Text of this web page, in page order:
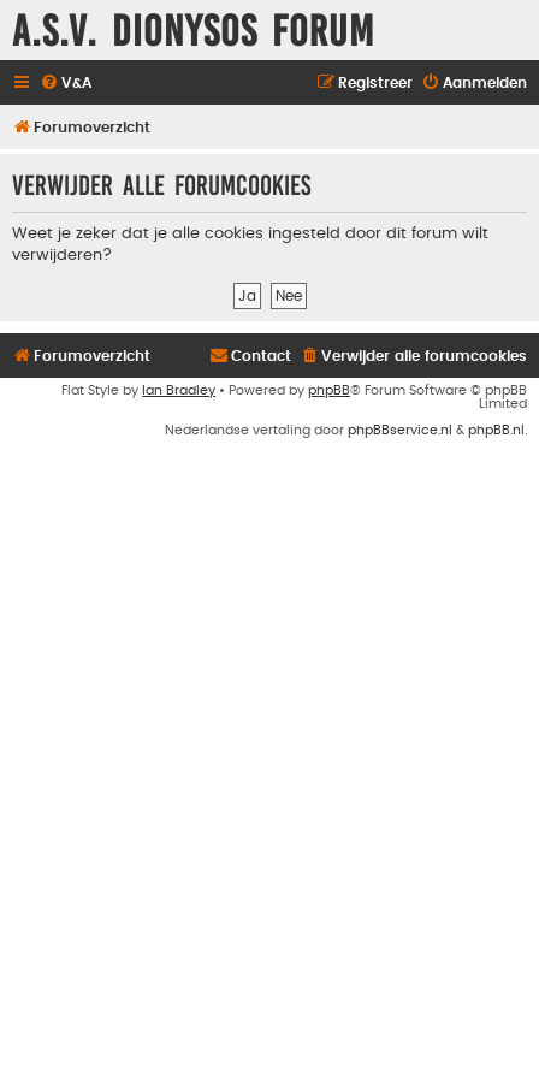
A.S.V. Dionysos Forum
V&A Aanmelden
Registreer
Forumoverzicht
Verwijder alle forumcookies
Weet je zeker dat je alle cookies ingesteld door dit forum wilt
verwijderen?
Forumoverzicht Verwijder alle forumcookies
Contact
Flat Style by Ian Bradley • Powered by phpBB® Forum Software © phpBB
Limited
Nederlandse vertaling door phpBBservice.nl & phpBB.nl